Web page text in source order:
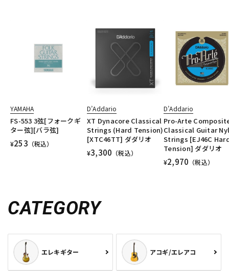
YAMAHA
FS-553 3弦[フォークギ
ター弦][バラ弦]
¥253 （税込）
D’Addario
XT Dynacore Classical
Strings (Hard Tension)
[XTC46TT] ダダリオ
¥3,300 （税込）
D’Addario
Pro-Arte
Classical Guitar
Strings [EJ46C
Tension] ダダリオ
¥2,970 （税込）
CATEGORY
エレキギター アコギ/エレアコ